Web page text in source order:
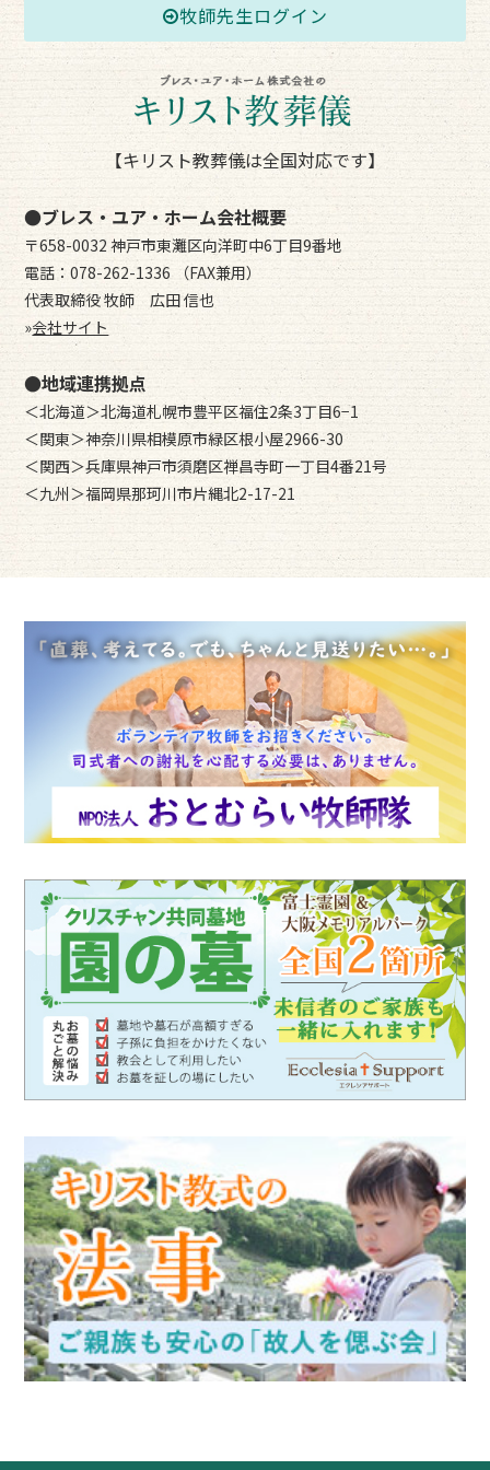
牧師先生ログイン
【キリスト教葬儀は全国対応です】
●ブレス・ユア・ホーム会社概要
〒658-0032 神戸市東灘区向洋町中6丁目9番地
電話：078-262-1336 （FAX兼用）
代表取締役 牧師 広田 信也
»会社サイト
●地域連携拠点
＜北海道＞北海道札幌市豊平区福住2条3丁目6−1
＜関東＞神奈川県相模原市緑区根小屋2966-30
＜関西＞兵庫県神戸市須磨区禅昌寺町一丁目4番21号
＜九州＞福岡県那珂川市片縄北2-17-21